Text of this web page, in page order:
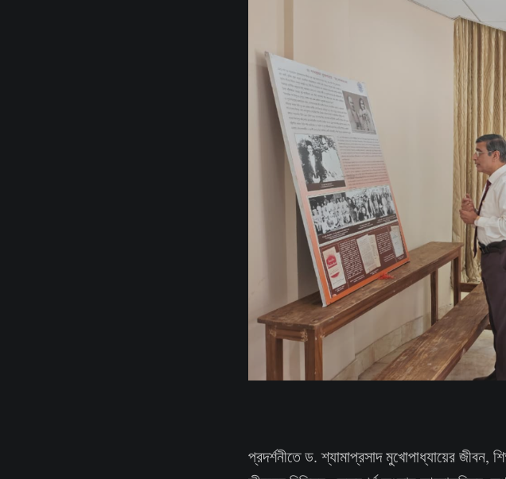
প্রদর্শনীতে ড. শ্যামাপ্রসাদ মুখোপাধ্যায়ের জীবন,